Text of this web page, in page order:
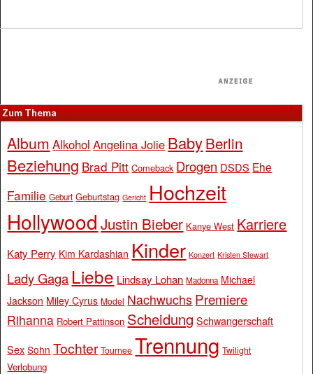
Zum Thema
Album Alkohol Angelina Jolie BabyBerlin
Beziehung Brad Pitt Comeback Drogen DSDS Ehe
Familie Geburt Geburtstag Gericht Hochzeit
Hollywood Justin Bieber Kanye West Karriere
Katy Perry Kim Kardashian Kinder Konzert Kristen Stewart
Lady Gaga Liebe Lindsay Lohan Madonna Michael
Jackson Miley Cyrus Model Nachwuchs Premiere
Rihanna Robert Pattinson Scheidung Schwangerschaft
Sex Sohn Tochter Tournee Trennung Twilight
Verlobung